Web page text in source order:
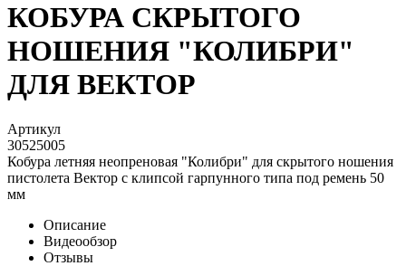
КОБУРА СКРЫТОГО
НОШЕНИЯ "КОЛИБРИ"
ДЛЯ ВЕКТОР
Артикул
30525005
Кобура летняя неопреновая "Колибри" для скрытого ношения
пистолета Вектор с клипсой гарпунного типа под ремень 50
мм
Описание
Видеообзор
Отзывы